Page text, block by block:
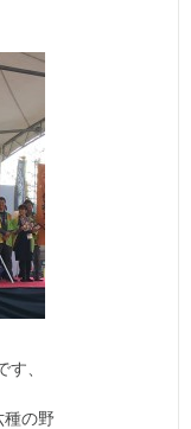
、
の野